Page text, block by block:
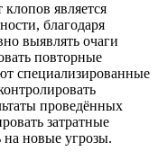
является
благодаря
выявлять очаги
повторные
специализированные
проведённых
затратные
на новые угрозы.